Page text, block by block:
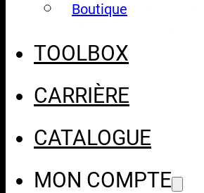
Boutique
TOOLBOX
CARRIÈRE
CATALOGUE
MON COMPTE